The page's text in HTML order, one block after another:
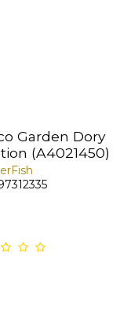
Garden Dory
(A4021450)